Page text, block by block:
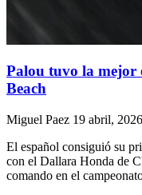
Palou tuvo la mejor
Beach
Miguel Paez 19 abril, 2026
El español consiguió su
con el Dallara Honda de
comando en el